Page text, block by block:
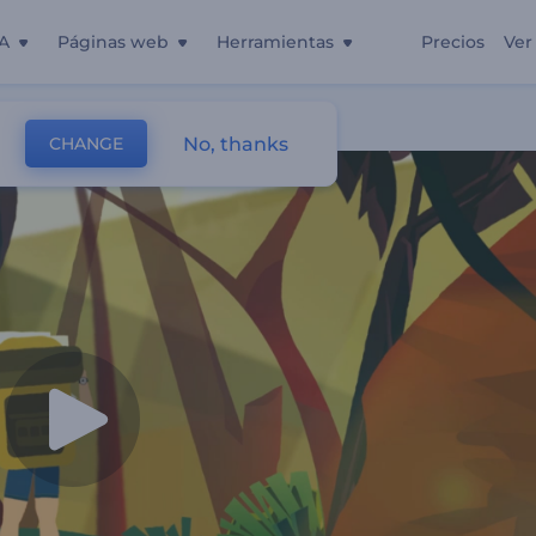
Páginas web Herramientas Precios Ver
CHANGE No, thanks